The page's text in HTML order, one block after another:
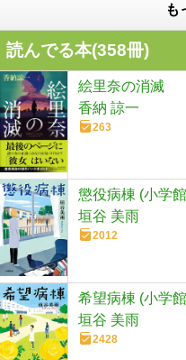
も
読んでる本(358冊)
絵里奈の消滅
香納 諒一
263
懲役病棟 (小学
垣谷 美雨
2012
希望病棟 (小学
垣谷 美雨
2428